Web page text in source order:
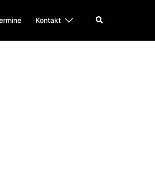
Kontakt Suche